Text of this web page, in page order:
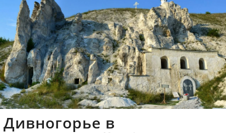
Дивногорье в